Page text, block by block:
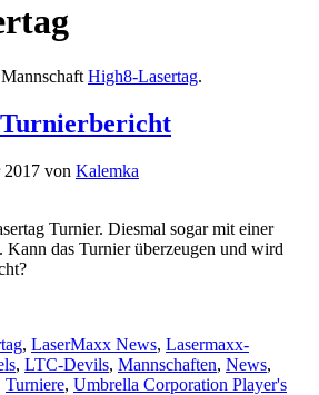
High8-Lasertag.
2017 von Kalemka
Turnier. Diesmal sogar mit einer
Kann das Turnier überzeugen und wird
, LaserMaxx News, Lasermaxx-
, LTC-Devils, Mannschaften, News,
Turniere, Umbrella Corporation Player's